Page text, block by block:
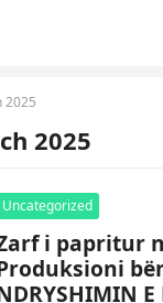
2025
2025
Uncategorized
i papritur
E